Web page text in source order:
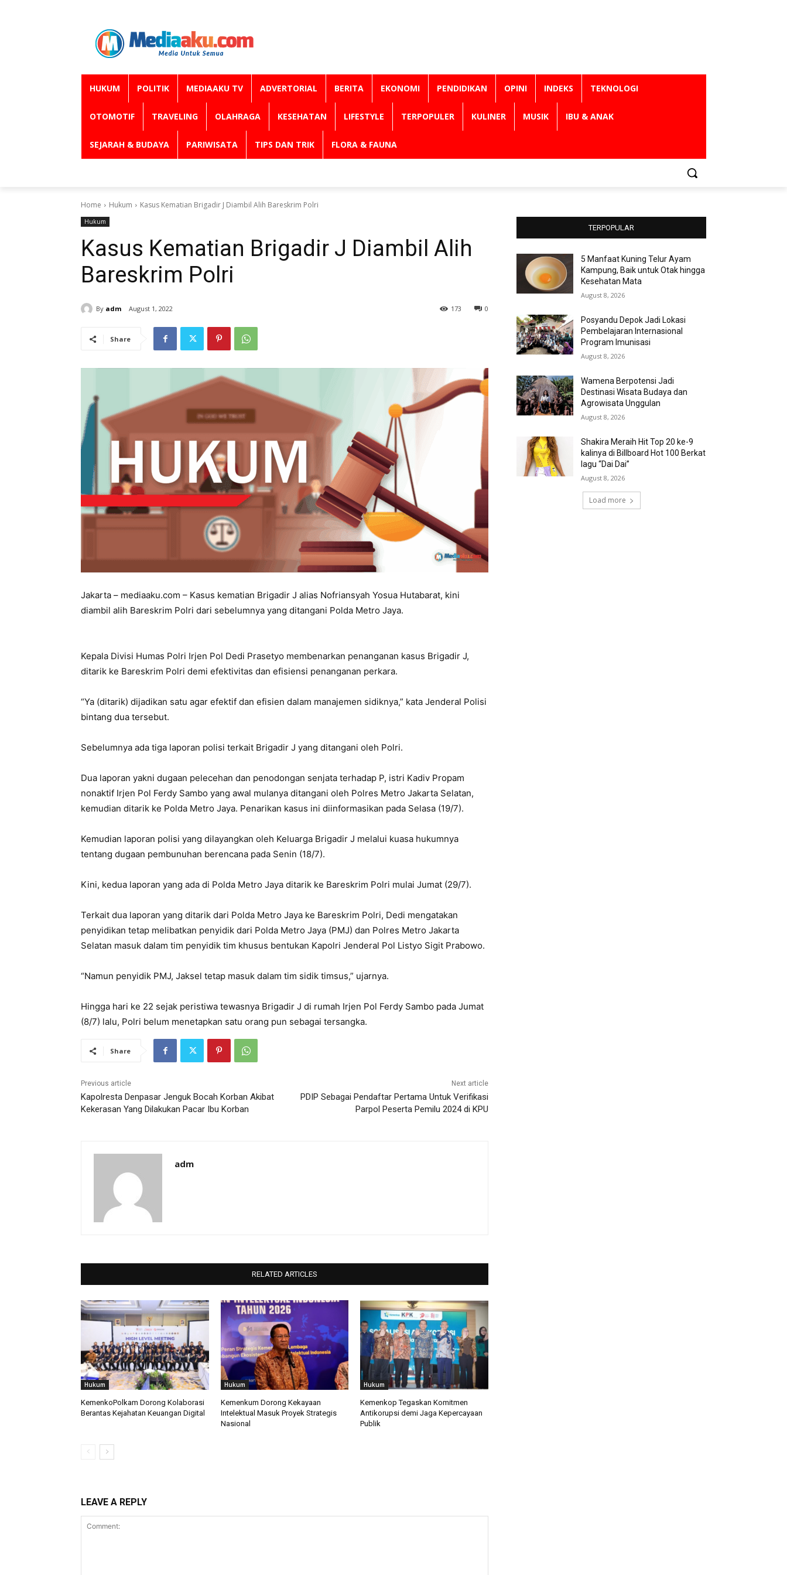
HUKUM POLITIK MEDIAAKU TV ADVERTORIAL BERITA EKONOMI PENDIDIKAN OPINI INDEKS TEKNOLOGI
OTOMOTIF TRAVELING OLAHRAGA KESEHATAN LIFESTYLE TERPOPULER KULINER MUSIK IBU & ANAK
SEJARAH & BUDAYA PARIWISATA TIPS DAN TRIK FLORA & FAUNA
Home Hukum Kasus Kematian Brigadir J Diambil Alih Bareskrim Polri
Hukum
Kasus Kematian Brigadir J Diambil Alih
Bareskrim Polri
By adm August 1, 2022 0
173
Share
Jakarta – mediaaku.com – Kasus kematian Brigadir J alias Nofriansyah Yosua Hutabarat, kini
diambil alih Bareskrim Polri dari sebelumnya yang ditangani Polda Metro Jaya.
Kepala Divisi Humas Polri Irjen Pol Dedi Prasetyo membenarkan penanganan kasus Brigadir J,
ditarik ke Bareskrim Polri demi efektivitas dan efisiensi penanganan perkara.
“Ya (ditarik) dijadikan satu agar efektif dan efisien dalam manajemen sidiknya,” kata Jenderal Polisi
bintang dua tersebut.
Sebelumnya ada tiga laporan polisi terkait Brigadir J yang ditangani oleh Polri.
Dua laporan yakni dugaan pelecehan dan penodongan senjata terhadap P, istri Kadiv Propam
nonaktif Irjen Pol Ferdy Sambo yang awal mulanya ditangani oleh Polres Metro Jakarta Selatan,
kemudian ditarik ke Polda Metro Jaya. Penarikan kasus ini diinformasikan pada Selasa (19/7).
Kemudian laporan polisi yang dilayangkan oleh Keluarga Brigadir J melalui kuasa hukumnya
tentang dugaan pembunuhan berencana pada Senin (18/7).
Kini, kedua laporan yang ada di Polda Metro Jaya ditarik ke Bareskrim Polri mulai Jumat (29/7).
Terkait dua laporan yang ditarik dari Polda Metro Jaya ke Bareskrim Polri, Dedi mengatakan
penyidikan tetap melibatkan penyidik dari Polda Metro Jaya (PMJ) dan Polres Metro Jakarta
Selatan masuk dalam tim penyidik tim khusus bentukan Kapolri Jenderal Pol Listyo Sigit Prabowo.
“Namun penyidik PMJ, Jaksel tetap masuk dalam tim sidik timsus,” ujarnya.
Hingga hari ke 22 sejak peristiwa tewasnya Brigadir J di rumah Irjen Pol Ferdy Sambo pada Jumat
(8/7) lalu, Polri belum menetapkan satu orang pun sebagai tersangka.
Share
Previous article
Kapolresta Denpasar Jenguk Bocah Korban Akibat
Kekerasan Yang Dilakukan Pacar Ibu Korban
Next article
PDIP Sebagai Pendaftar Pertama Untuk Verifikasi
Parpol Peserta Pemilu 2024 di KPU
adm
RELATED ARTICLES
Hukum
KemenkoPolkam Dorong Kolaborasi
Berantas Kejahatan Keuangan Digital
Hukum
Kemenkum Dorong Kekayaan
Intelektual Masuk Proyek Strategis
Nasional
Hukum
Kemenkop Tegaskan Komitmen
Antikorupsi demi Jaga Kepercayaan
Publik
LEAVE A REPLY
TERPOPULAR
5 Manfaat Kuning Telur Ayam
Kampung, Baik untuk Otak hingga
Kesehatan Mata
August 8, 2026
Posyandu Depok Jadi Lokasi
Pembelajaran Internasional
Program Imunisasi
August 8, 2026
Wamena Berpotensi Jadi
Destinasi Wisata Budaya dan
Agrowisata Unggulan
August 8, 2026
Shakira Meraih Hit Top 20 ke-9
kalinya di Billboard Hot 100 Berkat
lagu “Dai Dai”
August 8, 2026
Load more